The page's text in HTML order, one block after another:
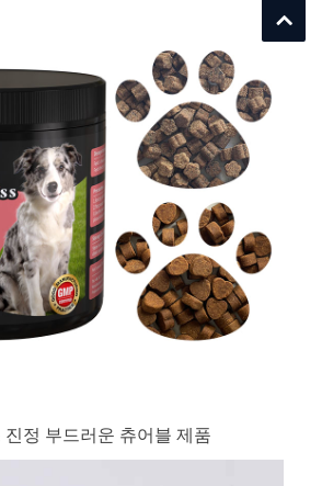
정 부드러운 츄어블 제품